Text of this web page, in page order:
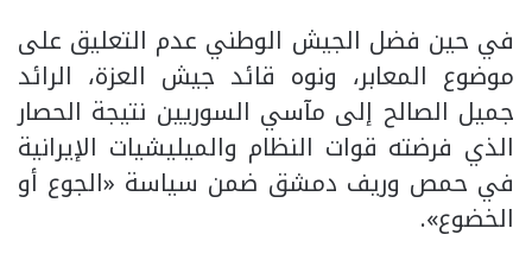
في حين فضل الجيش الوطني عدم التعليق على
موضوع المعابر، ونوه قائد جيش العزة، الرائد
جميل الصالح إلى مآسي السوريين نتيجة الحصار
الذي فرضته قوات النظام والميليشيات الإيرانية
في حمص وريف دمشق ضمن سياسة «الجوع أو
الخضوع».